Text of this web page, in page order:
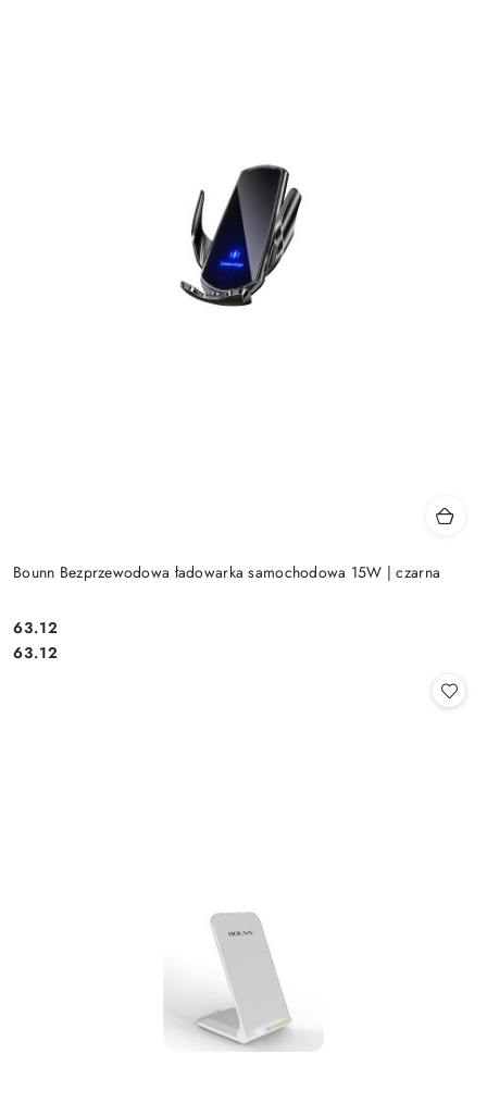
Bounn Bezprzewodowa ładowarka samochodowa 15W | czarna
Cena:
63.12
Cena:
63.12